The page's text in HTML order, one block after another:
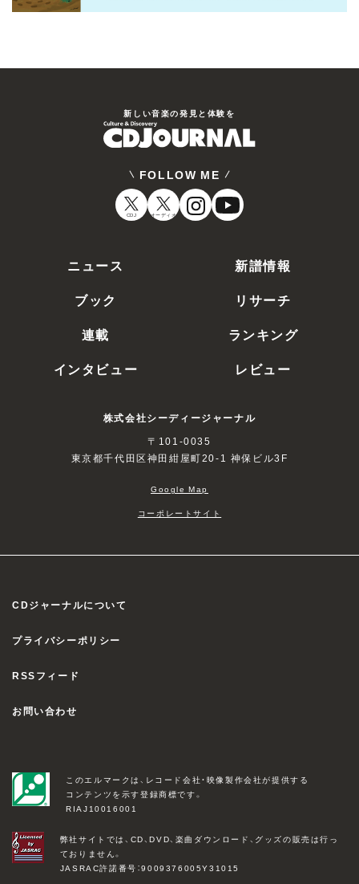
新しい⾳楽の発⾒と体験を
FOLLOW ME
CDJ オーディオ
ニュース
新譜情報
ブック
リサーチ
連載
ランキング
インタビュー
レビュー
株式会社シーディージャーナル
〒101-0035
東京都千代田区神田紺屋町20-1 神保ビル3F
Google Map
コーポレートサイト
CDジャーナルについて
プライバシーポリシー
RSSフィード
お問い合わせ
このエルマークは、レコード会社・映像製作会社が提供する
コンテンツを示す登録商標です。
RIAJ10016001
弊社サイトでは、CD、DVD、楽曲ダウンロード、グッズの販売は行っ
ておりません。
JASRAC許諾番号：9009376005Y31015